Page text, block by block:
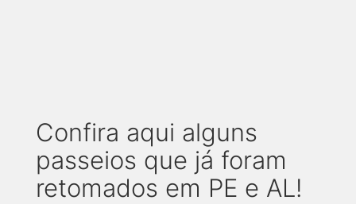
Confira aqui alguns
passeios que já foram
retomados em PE e AL!